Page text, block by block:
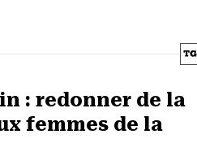
: redonner de la
femmes de la